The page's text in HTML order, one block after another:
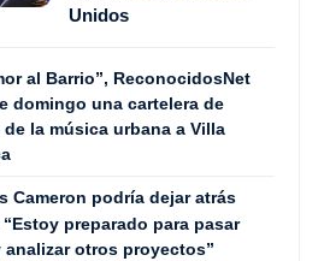
Unidos
al Barrio”, ReconocidosNet
domingo una cartelera de
la música urbana a Villa
Cameron podría dejar atrás
“Estoy preparado para pasar
analizar otros proyectos”